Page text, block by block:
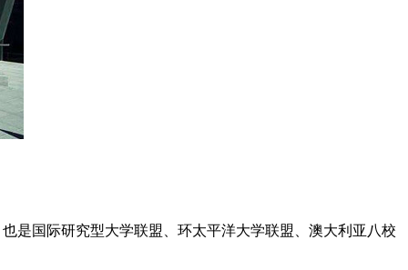
是国际研究型大学联盟、环太平洋大学联盟、澳大利亚八校